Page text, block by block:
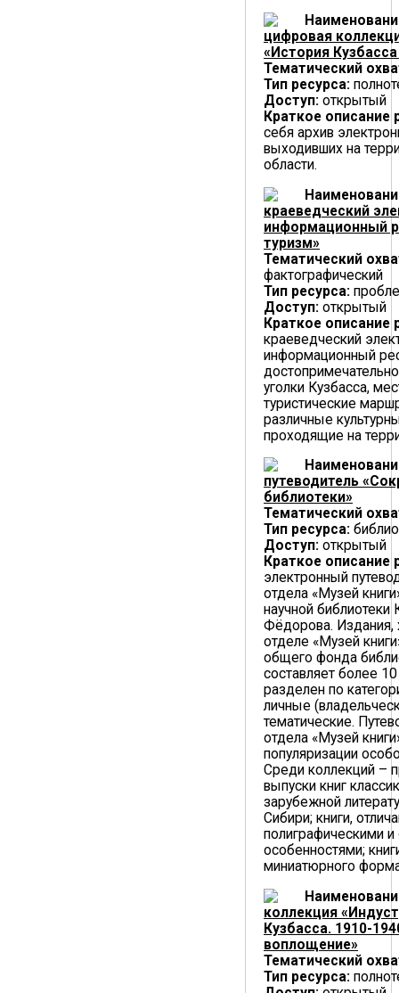
цифровая
«История
Тематический
Тип ресурса:
Доступ: открытый
Краткое описание
себя архив
выходивших на
области.
краеведческий
информационный
туризм»
Тематический
фактографический
Тип ресурса:
Доступ: открытый
Краткое описание
краеведческий
информационный
уголки Кузбасса,
туристические
различные
проходящие на
путеводитель
библиотеки»
Тематический
Тип ресурса:
Доступ: открытый
Краткое описание
электронный
отдела «Музей
научной библиотеки
Фёдорова. Издания,
отделе «Музей
общего фонда
составляет более
разделен по
личные
тематические.
отдела «Музей
популяризации
Среди коллекций –
выпуски книг
зарубежной
Сибири; книги,
полиграфическими
особенностями;
миниатюрного
коллекция
Кузбасса. 1910-
воплощение»
Тематический
Тип ресурса: